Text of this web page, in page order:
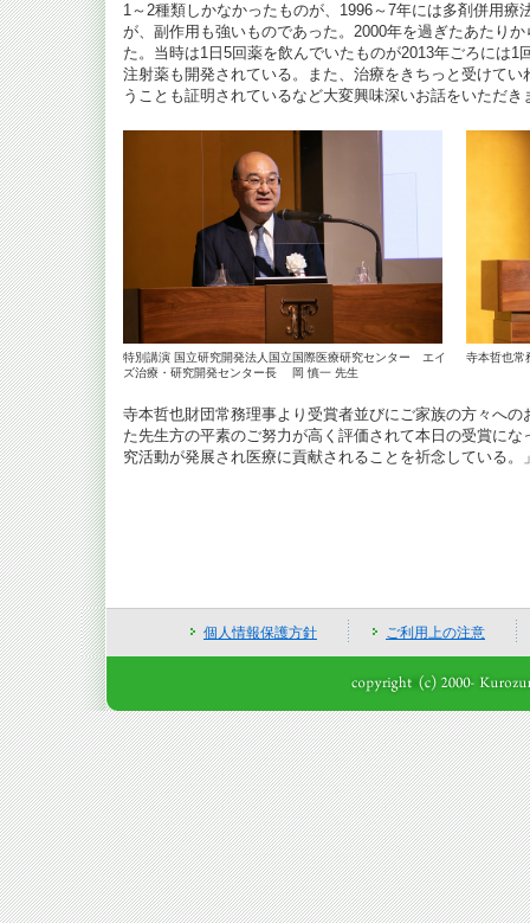
1～2種類しかなかったものが、1996～7年には多剤併用療
が、副作用も強いものであった。2000年を過ぎたあたり
た。当時は1日5回薬を飲んでいたものが2013年ごろには1
注射薬も開発されている。また、治療をきちっと受けて
うことも証明されているなど大変興味深いお話をいただき
特別講演 国立研究開発法人国立国際医療研究センター エイ
ズ治療・研究開発センター長 岡 慎一 先生
寺本哲也常
寺本哲也財団常務理事より受賞者並びにご家族の方々へ
た先生方の平素のご努力が高く評価されて本日の受賞に
究活動が発展され医療に貢献されることを祈念している。
個人情報保護方針 ご利用上の注意